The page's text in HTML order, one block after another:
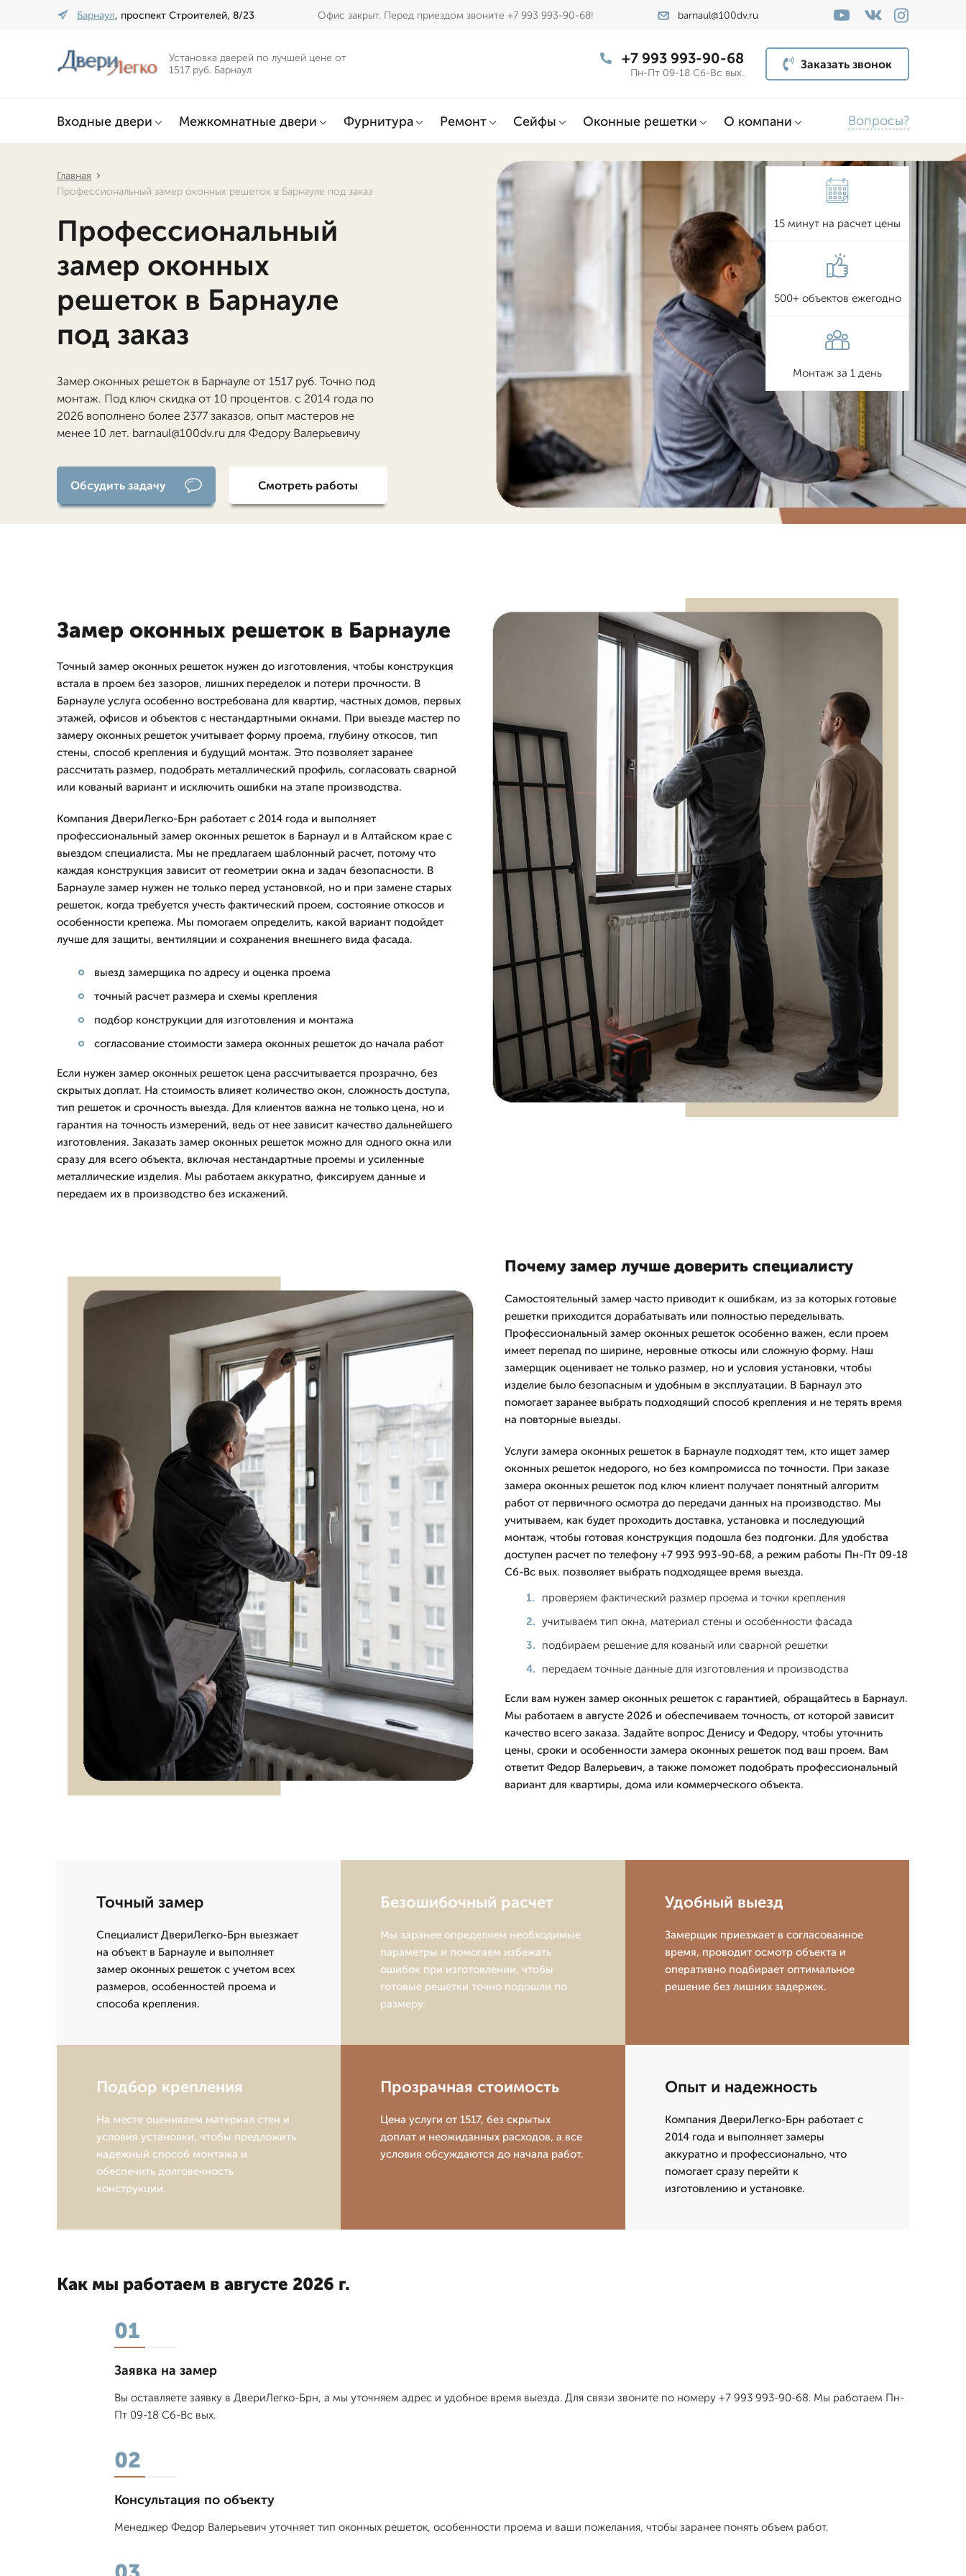
Барнаул, проспект Строителей, 8/23 Офис закрыт. Перед приездом звоните +7 993 993-90-68! barnaul@100dv.ru
Установка дверей по лучшей цене от
1517 руб. Барнаул
+7 993 993-90-68
Пн-Пт 09-18 Сб-Вс вых.
Заказать звонок
Входные двери Межкомнатные двери Фурнитура Ремонт Сейфы Оконные решетки О компани Вопросы?
Главная
Профессиональный замер оконных решеток в Барнауле под заказ
Профессиональный
замер оконных
решеток в Барнауле
под заказ
Замер оконных решеток в Барнауле от 1517 руб. Точно под
монтаж. Под ключ скидка от 10 процентов. с 2014 года по
2026 вополнено более 2377 заказов, опыт мастеров не
менее 10 лет. barnaul@100dv.ru для Федору Валерьевичу
Обсудить задачу Смотреть работы
15 минут на расчет цены
500+ объектов ежегодно
Монтаж за 1 день
Замер оконных решеток в Барнауле
Точный замер оконных решеток нужен до изготовления, чтобы конструкция
встала в проем без зазоров, лишних переделок и потери прочности. В
Барнауле услуга особенно востребована для квартир, частных домов, первых
этажей, офисов и объектов с нестандартными окнами. При выезде мастер по
замеру оконных решеток учитывает форму проема, глубину откосов, тип
стены, способ крепления и будущий монтаж. Это позволяет заранее
рассчитать размер, подобрать металлический профиль, согласовать сварной
или кованый вариант и исключить ошибки на этапе производства.
Компания ДвериЛегко-Брн работает с 2014 года и выполняет
профессиональный замер оконных решеток в Барнаул и в Алтайском крае с
выездом специалиста. Мы не предлагаем шаблонный расчет, потому что
каждая конструкция зависит от геометрии окна и задач безопасности. В
Барнауле замер нужен не только перед установкой, но и при замене старых
решеток, когда требуется учесть фактический проем, состояние откосов и
особенности крепежа. Мы помогаем определить, какой вариант подойдет
лучше для защиты, вентиляции и сохранения внешнего вида фасада.
выезд замерщика по адресу и оценка проема
точный расчет размера и схемы крепления
подбор конструкции для изготовления и монтажа
согласование стоимости замера оконных решеток до начала работ
Если нужен замер оконных решеток цена рассчитывается прозрачно, без
скрытых доплат. На стоимость влияет количество окон, сложность доступа,
тип решеток и срочность выезда. Для клиентов важна не только цена, но и
гарантия на точность измерений, ведь от нее зависит качество дальнейшего
изготовления. Заказать замер оконных решеток можно для одного окна или
сразу для всего объекта, включая нестандартные проемы и усиленные
металлические изделия. Мы работаем аккуратно, фиксируем данные и
передаем их в производство без искажений.
Почему замер лучше доверить специалисту
Самостоятельный замер часто приводит к ошибкам, из за которых готовые
решетки приходится дорабатывать или полностью переделывать.
Профессиональный замер оконных решеток особенно важен, если проем
имеет перепад по ширине, неровные откосы или сложную форму. Наш
замерщик оценивает не только размер, но и условия установки, чтобы
изделие было безопасным и удобным в эксплуатации. В Барнаул это
помогает заранее выбрать подходящий способ крепления и не терять время
на повторные выезды.
Услуги замера оконных решеток в Барнауле подходят тем, кто ищет замер
оконных решеток недорого, но без компромисса по точности. При заказе
замера оконных решеток под ключ клиент получает понятный алгоритм
работ от первичного осмотра до передачи данных на производство. Мы
учитываем, как будет проходить доставка, установка и последующий
монтаж, чтобы готовая конструкция подошла без подгонки. Для удобства
доступен расчет по телефону +7 993 993-90-68, а режим работы Пн-Пт 09-18
Сб-Вс вых. позволяет выбрать подходящее время выезда.
проверяем фактический размер проема и точки крепления
учитываем тип окна, материал стены и особенности фасада
подбираем решение для кованый или сварной решетки
передаем точные данные для изготовления и производства
Если вам нужен замер оконных решеток с гарантией, обращайтесь в Барнаул.
Мы работаем в августе 2026 и обеспечиваем точность, от которой зависит
качество всего заказа. Задайте вопрос Денису и Федору, чтобы уточнить
цены, сроки и особенности замера оконных решеток под ваш проем. Вам
ответит Федор Валерьевич, а также поможет подобрать профессиональный
вариант для квартиры, дома или коммерческого объекта.
Точный замер
Специалист ДвериЛегко-Брн выезжает
на объект в Барнауле и выполняет
замер оконных решеток с учетом всех
размеров, особенностей проема и
способа крепления.
Безошибочный расчет
Мы заранее определяем необходимые
параметры и помогаем избежать
ошибок при изготовлении, чтобы
готовые решетки точно подошли по
размеру.
Удобный выезд
Замерщик приезжает в согласованное
время, проводит осмотр объекта и
оперативно подбирает оптимальное
решение без лишних задержек.
Подбор крепления
На месте оцениваем материал стен и
условия установки, чтобы предложить
надежный способ монтажа и
обеспечить долговечность
конструкции.
Прозрачная стоимость
Цена услуги от 1517, без скрытых
доплат и неожиданных расходов, а все
условия обсуждаются до начала работ.
Опыт и надежность
Компания ДвериЛегко-Брн работает с
2014 года и выполняет замеры
аккуратно и профессионально, что
помогает сразу перейти к
изготовлению и установке.
Как мы работаем в августе 2026 г.
01
Заявка на замер
Вы оставляете заявку в ДвериЛегко-Брн, а мы уточняем адрес и удобное время выезда. Для связи звоните по номеру +7 993 993-90-68. Мы работаем Пн-
Пт 09-18 Сб-Вс вых.
02
Консультация по объекту
Менеджер Федор Валерьевич уточняет тип оконных решеток, особенности проема и ваши пожелания, чтобы заранее понять объем работ.